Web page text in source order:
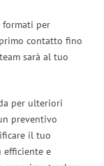
formati per
contatto fino
sarà al tuo
per ulteriori
preventivo
il tuo
efficiente e